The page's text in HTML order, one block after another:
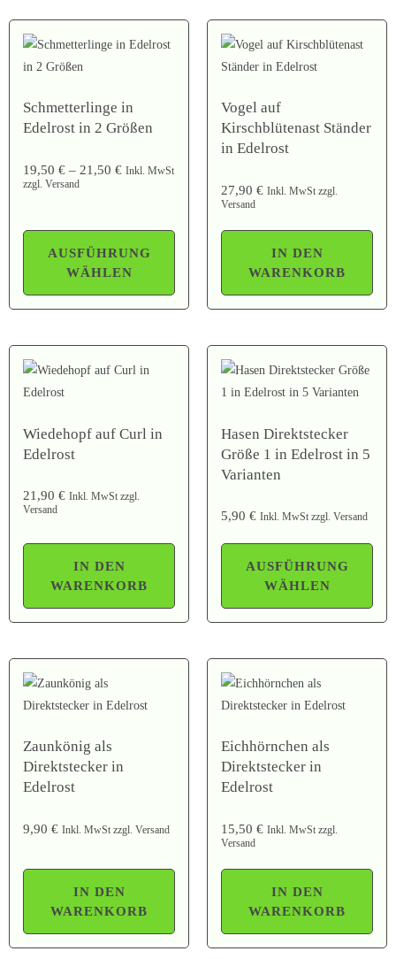
Schmetterlinge in
Edelrost in 2 Größen
19,50 € – 21,50 € Inkl. MwSt
zzgl. Versand
AUSFÜHRUNG
WÄHLEN
Vogel auf
Kirschblütenast Ständer
in Edelrost
27,90 € Inkl. MwSt zzgl.
Versand
IN DEN
WARENKORB
Wiedehopf auf Curl in
Edelrost
21,90 € Inkl. MwSt zzgl.
Versand
IN DEN
WARENKORB
Hasen Direktstecker
Größe 1 in Edelrost in 5
Varianten
5,90 € Inkl. MwSt zzgl. Versand
AUSFÜHRUNG
WÄHLEN
Zaunkönig als
Direktstecker in
Edelrost
9,90 € Inkl. MwSt zzgl. Versand
IN DEN
WARENKORB
Eichhörnchen als
Direktstecker in
Edelrost
15,50 € Inkl. MwSt zzgl.
Versand
IN DEN
WARENKORB